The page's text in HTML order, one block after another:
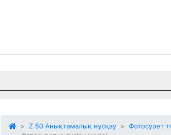
Z 50 Анықтамалық нұсқау
Фотосурет